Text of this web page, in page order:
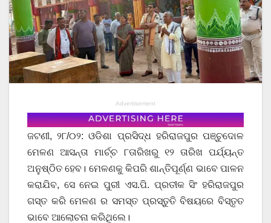
Advertisement
ଜଟଣୀ, ୨୮/୦୨: ଓଡିଶା ପ୍ରସିଦ୍ଧ ହରିରାଜପୁର ପଞ୍ଚୁଦୋଳ
ମେଳଣ ଆସନ୍ତା ମାର୍ଚ୍ଚ ୮ତାରିଖରୁ ୧୨ ତାରିଖ ପର୍ଯ୍ୟନ୍ତ
ଅନୁଷ୍ଠିତ ହେବ। ମେଳଣକୁ କିପରି ଶାନ୍ତିପୂର୍ଣ୍ଣ ଭାବେ ପାଳନ
କରାଯିବ, ସେ ନେଇ ପୁରୀ ଏସ.ପି. ପ୍ରତୀକ ସିଂ ହରିରାଜପୁର
ଗସ୍ତ କରି ମେଳଣ ର ସମସ୍ତ ପ୍ରସ୍ତୁତି ବିଷୟରେ ବିସ୍ତୃତ
ଭାବେ ଆଲୋଚନା କରିଥିଲେ।